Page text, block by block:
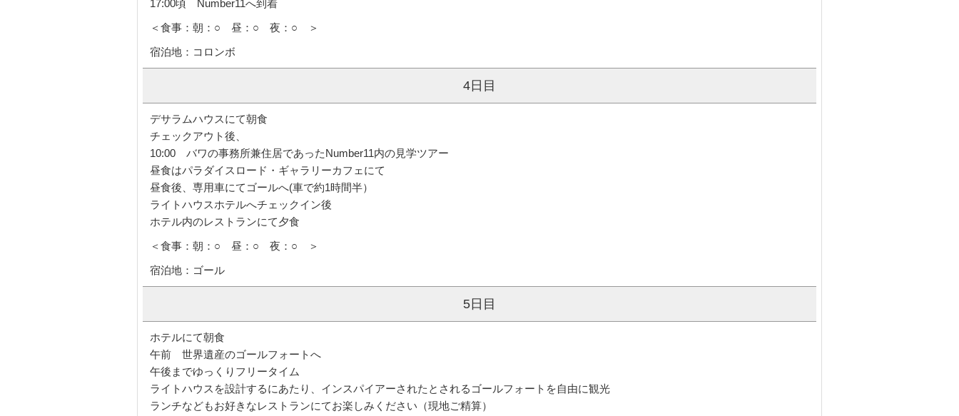
17:00頃 Number11へ到着
＜食事：朝：○ 昼：○ 夜：○ ＞
宿泊地：コロンボ
4日目
デサラムハウスにて朝食
チェックアウト後、
10:00 バワの事務所兼住居であったNumber11内の見学ツアー
昼食はパラダイスロード・ギャラリーカフェにて
昼食後、専用車にてゴールへ(車で約1時間半）
ライトハウスホテルへチェックイン後
ホテル内のレストランにて夕食
＜食事：朝：○ 昼：○ 夜：○ ＞
宿泊地：ゴール
5日目
ホテルにて朝食
午前 世界遺産のゴールフォートへ
午後までゆっくりフリータイム
ライトハウスを設計するにあたり、インスパイアーされたとされるゴールフォートを自由に観光
ランチなどもお好きなレストランにてお楽しみください（現地ご精算）